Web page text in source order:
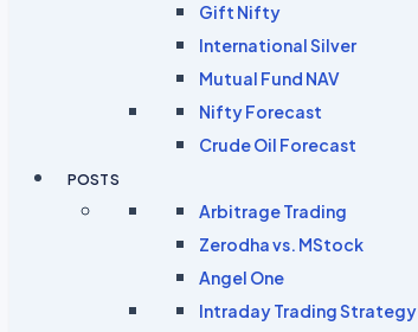
Gift Nifty
International Silver
Mutual Fund NAV
Nifty Forecast
Crude Oil Forecast
POSTS
Arbitrage Trading
Zerodha vs. MStock
Angel One
Intraday Trading Strategy